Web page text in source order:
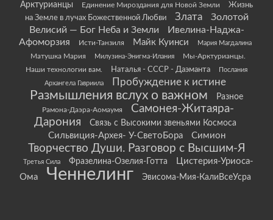
Арктурианцы
Единение Мироздания для Новой Земли
Жизнь
на Земле в лучах Божественной Любви
Злата
Золотой
Велисий — Бог Неба и Земли
Ивелина-Наджа-
Афоморзия
Исти-Танзиля Майк Куинси Мария Магдалина
Матушка Мария Милузина-Энигма-Илания
Мы-Арктурианцы.
Наши технологии вам.
Наталья - СССР - Даэманта
Послания
Архангела Гавриила
Пробуждение к истине
Размышления вслух о важном Разное
Рамона-Даэра-Аомаумя
Самонея-Житаяра-
Дарония
Связь с Высокими звеньями Космоса
Сильвиция-Архея- У-СветоБора Симион
Творчество Души. Разговор с Высшим-Я
Третья Сила Фразелина-Озелия-Готта
Цистерия-Уриоса-
Ома
Ченнелинг Эвисома-Мия-КалиВсеУсра